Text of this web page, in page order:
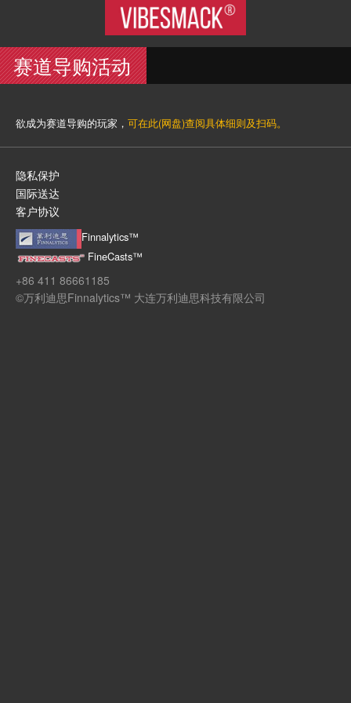
VIBESMACK®
赛道导购活动
欲成为赛道导购的玩家， 可在此(网盘)查阅具体细则及扫码。
隐私保护
国际送达
客户协议
Finnalytics™
FineCasts™
+86 411 86661185
©万利迪思Finnalytics™ 大连万利迪思科技有限公司